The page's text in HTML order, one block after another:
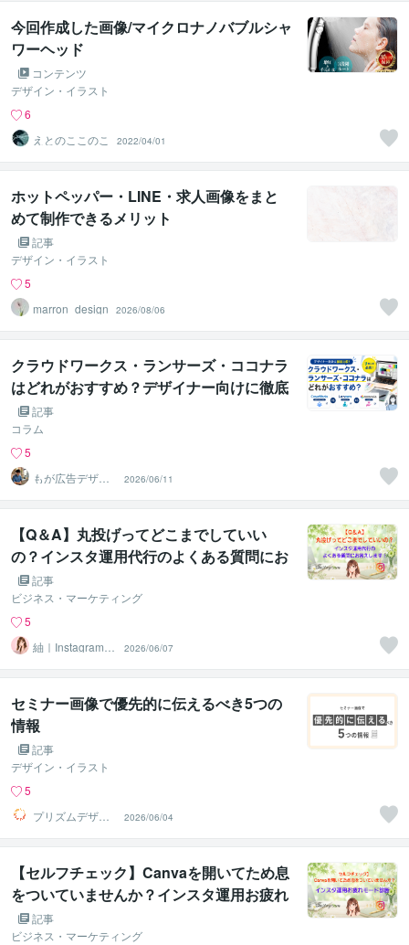
今回作成した画像/マイクロナノバブルシャ
ワーヘッド
コンテンツ
デザイン・イラスト
6
えとのここのこ
2022/04/01
ホットペッパー・LINE・求人画像をまと
めて制作できるメリット
記事
デザイン・イラスト
5
marron_design
2026/08/06
クラウドワークス・ランサーズ・ココナラ
はどれがおすすめ？デザイナー向けに徹底
比較！
記事
コラム
5
もが広告デザイ
ナー
2026/06/11
【Q＆A】丸投げってどこまでしていい
の？インスタ運用代行のよくある質問にお
答えします！
記事
ビジネス・マーケティング
5
紬｜Instagram運
用代行＆サポー
ト
2026/06/07
セミナー画像で優先的に伝えるべき5つの
情報
記事
デザイン・イラスト
5
プリズムデザイ
ン
2026/06/04
【セルフチェック】Canvaを開いてため息
をついていませんか？インスタ運用お疲れ
モード診断
記事
ビジネス・マーケティング